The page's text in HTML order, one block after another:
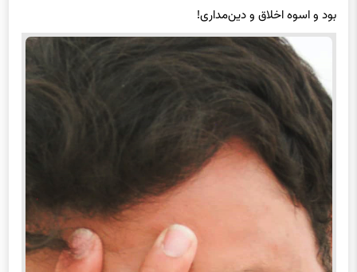
بود و اسوه اخلاق و دین‌مداری!